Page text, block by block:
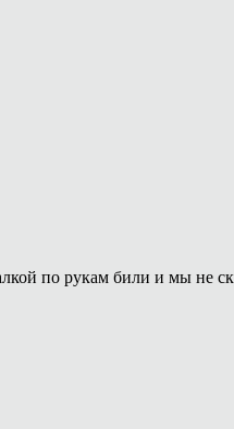
по рукам били и мы не